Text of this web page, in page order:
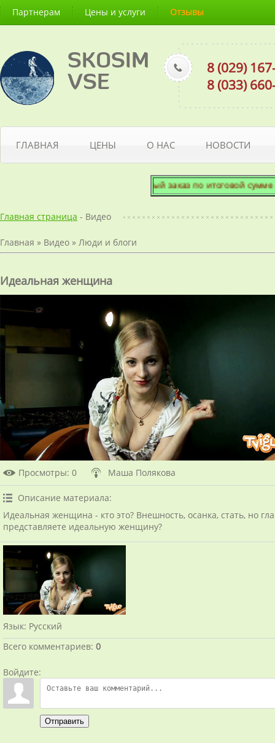
Партнерам Цены и услуги Отзывы
SKOSIM
VSE
8 (029)
8 (033)
ГЛАВНАЯ ЦЕНЫ О НАС НОВОСТИ
Минимальный заказ по итоговой сумме
Главная страница - Видео
Главная » Видео » Люди и блоги
Идеальная женщина
Просмотры: 0 Маша Полякова
Описание материала:
Идеальная женщина - кто это? Внешность, осанка, стать, но
представляете идеальную женщину?
Язык: Русский
Всего комментариев: 0
Войдите:
Отправить